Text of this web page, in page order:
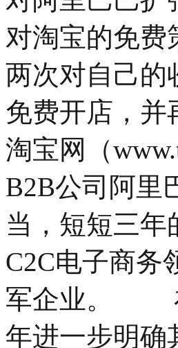
对淘宝的免费
两次对自己的
免费开店，
淘宝网（
B2B公司阿里
当，短短三年
C2C电子商务
军企业。 在
年进一步明确